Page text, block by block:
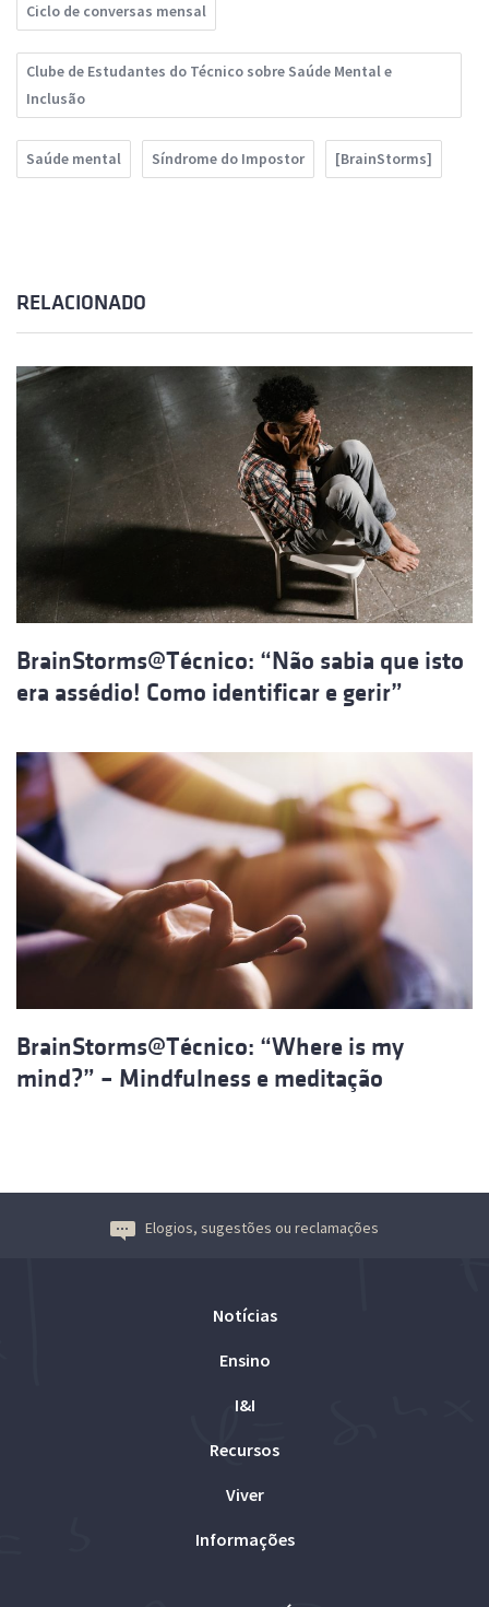
Ciclo de conversas mensal
Clube de Estudantes do Técnico sobre Saúde Mental e
Inclusão
Saúde mental Síndrome do Impostor [BrainStorms]
RELACIONADO
BrainStorms@Técnico: “Não sabia que isto
era assédio! Como identificar e gerir”
BrainStorms@Técnico: “Where is my
mind?” – Mindfulness e meditação
Elogios, sugestões ou reclamações
Notícias
Ensino
I&I
Recursos
Viver
Informações